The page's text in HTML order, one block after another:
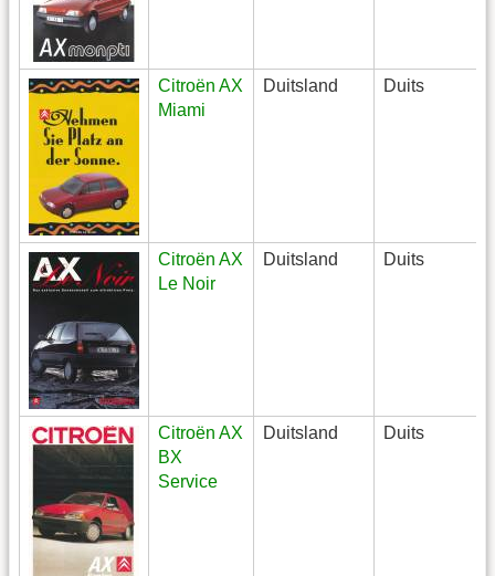
Citroën AX
Miami
Duitsland Duits
Citroën AX
Le Noir
Duitsland Duits
Citroën AX
BX
Service
Duitsland Duits